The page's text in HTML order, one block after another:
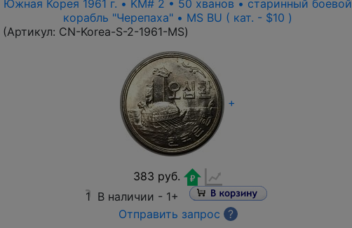
Южная Корея 1961 г. • KM# 2 • 50 хванов • старинный боевой
корабль "Черепаха" • MS BU ( кат. - $10 )
(Артикул: CN-Korea-S-2-1961-MS)
+
383 руб.
1 В наличии - 1+
Отправить запрос
?